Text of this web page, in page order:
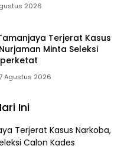
2026
Terjerat Kasus
Minta Seleksi
Agustus 2026
Ini
Terjerat Kasus Narkoba,
Calon Kades